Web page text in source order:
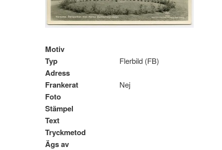
Motiv
Typ
Flerbild (FB)
Adress
Frankerat
Nej
Foto
Stämpel
Text
Tryckmetod
Ägs av